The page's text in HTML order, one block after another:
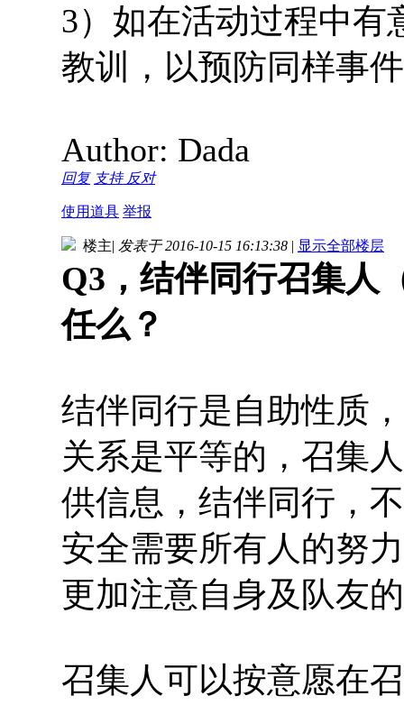
3）如在活动过程中有
教训，以预防同样事
Author: Dada
回复 支持 反对
使用道具 举报
楼主| 发表于 2016-10-15 16:13:38 | 显示全部楼层
Q3，结伴同行召集人
任么？
结伴同行是自助性质
关系是平等的，召集
供信息，结伴同行，
安全需要所有人的努
更加注意自身及队友
召集人可以按意愿在